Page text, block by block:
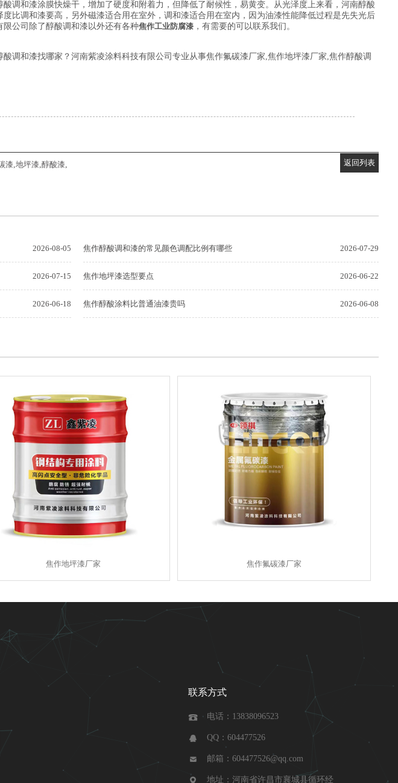
调和漆涂膜快燥干，增加了硬度和附着力，但降低了耐候性，易黄变。从光泽度上来看，河南醇酸
比调和漆要高，另外磁漆适合用在室外，调和漆适合用在室内，因为油漆性能降低过程是先失光后
公司除了醇酸调和漆以外还有各种焦作工业防腐漆 ，有需要的可以联系我们。
调和漆找哪家？河南紫凌涂料科技有限公司专业从事焦作氟碳漆厂家,焦作地坪漆厂家,焦作醇酸调
返回列表
漆 地坪漆 醇酸漆
2026-08-05 2026-07-29
焦作醇酸调和漆的常见颜色调配比例有哪些
2026-07-15 2026-06-22
焦作地坪漆选型要点
2026-06-18 2026-06-08
焦作醇酸涂料比普通油漆贵吗
焦作地坪漆厂家 焦作氟碳漆厂家
联系方式
 电话：13838096523
 QQ：604477526
 邮箱：604477526@qq.com
 地址：河南省许昌市襄城县循环经